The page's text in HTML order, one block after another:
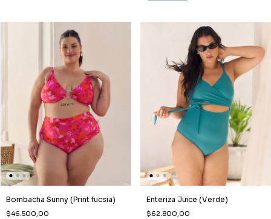
Bombacha Sunny (Print fucsia)
$46.500,00
Enteriza Juice (Verde)
$62.800,00